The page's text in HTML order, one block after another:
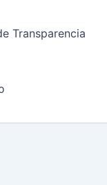
Transparencia